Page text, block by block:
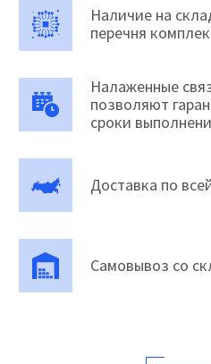
Наличие на
перечня
Налаженные
позволяют
сроки
Доставка по
Самовывоз со